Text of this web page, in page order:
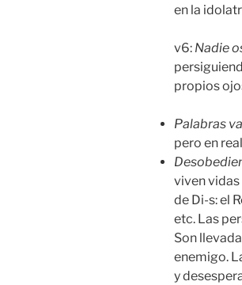
en la
v6: Nadie
propios
Palabras
pero en
viven vidas
de Di-s: el
etc. Las
Son
enemigo.
y